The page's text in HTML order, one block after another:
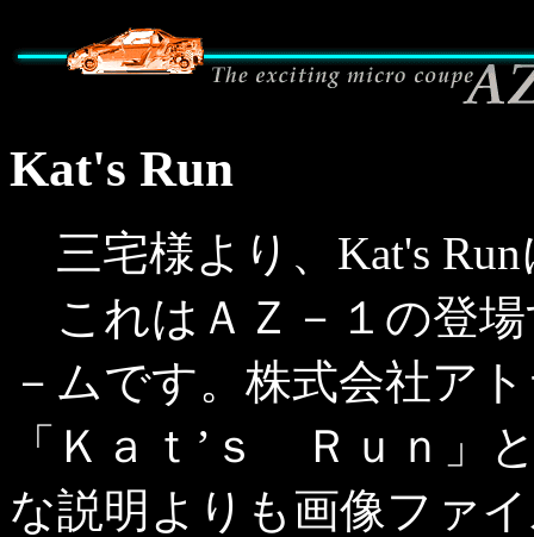
Kat's Run
三宅様より、Kat's
これはＡＺ－１の登
－ムです。株式会社ア
「Ｋａｔ’ｓ Ｒｕｎ」
な説明よりも画像ファ